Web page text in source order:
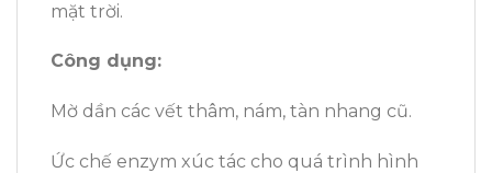
mặt trời.
Công dụng:
Mờ dần các vết thâm, nám, tàn nhang cũ.
Ức chế enzym xúc tác cho quá trình hình